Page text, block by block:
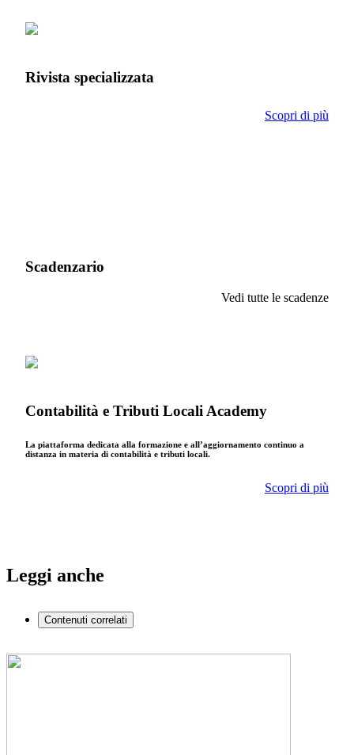
Rivista specializzata
Scopri di più
Scadenzario
Vedi tutte le scadenze
Contabilità e Tributi Locali Academy
La piattaforma dedicata alla formazione e all’aggiornamento continuo a
distanza in materia di contabilità e tributi locali.
Scopri di più
Leggi anche
Contenuti correlati